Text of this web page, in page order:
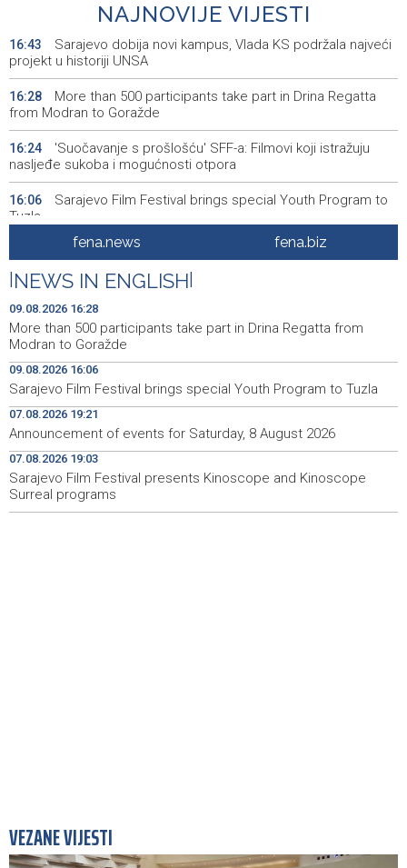
NAJNOVIJE VIJESTI
16:43
Sarajevo dobija novi kampus, Vlada KS podržala najveći
projekt u historiji UNSA
16:28
More than 500 participants take part in Drina Regatta
from Modran to Goražde
16:24
'Suočavanje s prošlošću' SFF-a: Filmovi koji istražuju
nasljeđe sukoba i mogućnosti otpora
16:06
Sarajevo Film Festival brings special Youth Program to
Tuzla
Posuški turnir 'Kamen, krš i maslina' potvrdio svoj ugled,
Kukoč ponovno na Topali
15:40 Priopćenje za javnost HDZ 1990
14:53
Pentagon pozvao američke odbrambene firme da
14:39
Svečano otvoren 26. Cazin Grand Prix, staza 'Krajiška
zmija' ponovo okupila ljubitelje motosporta
13:20
Mostar Jazz Fest 2026. od 23. do 25. kolovoza donosi
tri večeri vrhunske glazbe
12:21 Izraelske snage izvode nova rušenja u južnom Libanu
fena.news fena.biz
NEWS IN ENGLISH
09.08.2026 16:28
More than 500 participants take part in Drina Regatta from
Modran to Goražde
09.08.2026 16:06
Sarajevo Film Festival brings special Youth Program to Tuzla
07.08.2026 19:21
Announcement of events for Saturday, 8 August 2026
07.08.2026 19:03
Sarajevo Film Festival presents Kinoscope and Kinoscope
Surreal programs
VEZANE VIJESTI